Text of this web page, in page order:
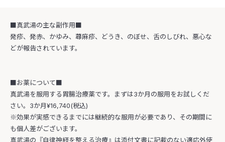
■真武湯の主な副作用■
発疹、発赤、かゆみ、蕁麻疹、どうき、のぼせ、舌のしびれ、悪心な
どが報告されています。
■お薬について■
真武湯を服用する胃腸治療薬です。まずは3か月の服用をお試しくだ
さい。3か月¥16,740(税込)
※効果が実感できるまでには継続的な服用が必要であり、その期間に
も個人差がございます。
真武湯の『自律神経を整える治療』は添付文書に記載のない適応外使